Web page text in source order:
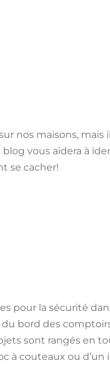
nos maisons, mais
vous aidera à
se cacher!
pour la sécurité
bord des
sont rangés en
à couteaux ou